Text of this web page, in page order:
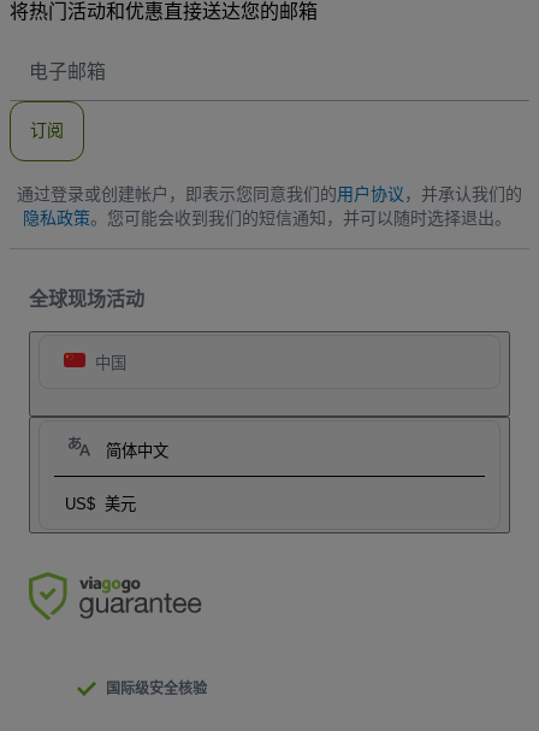
将热门活动和优惠直接送达您的邮箱
子
地
订阅
通过登录或创建帐户，即表示您同意我们的用户协议 ，并承认我们的
隐私政策。您可能会收到我们的短信通知，并可以随时选择退出。
全球现场活动
中国
简体中文
US$ 美元
国际级安全核验